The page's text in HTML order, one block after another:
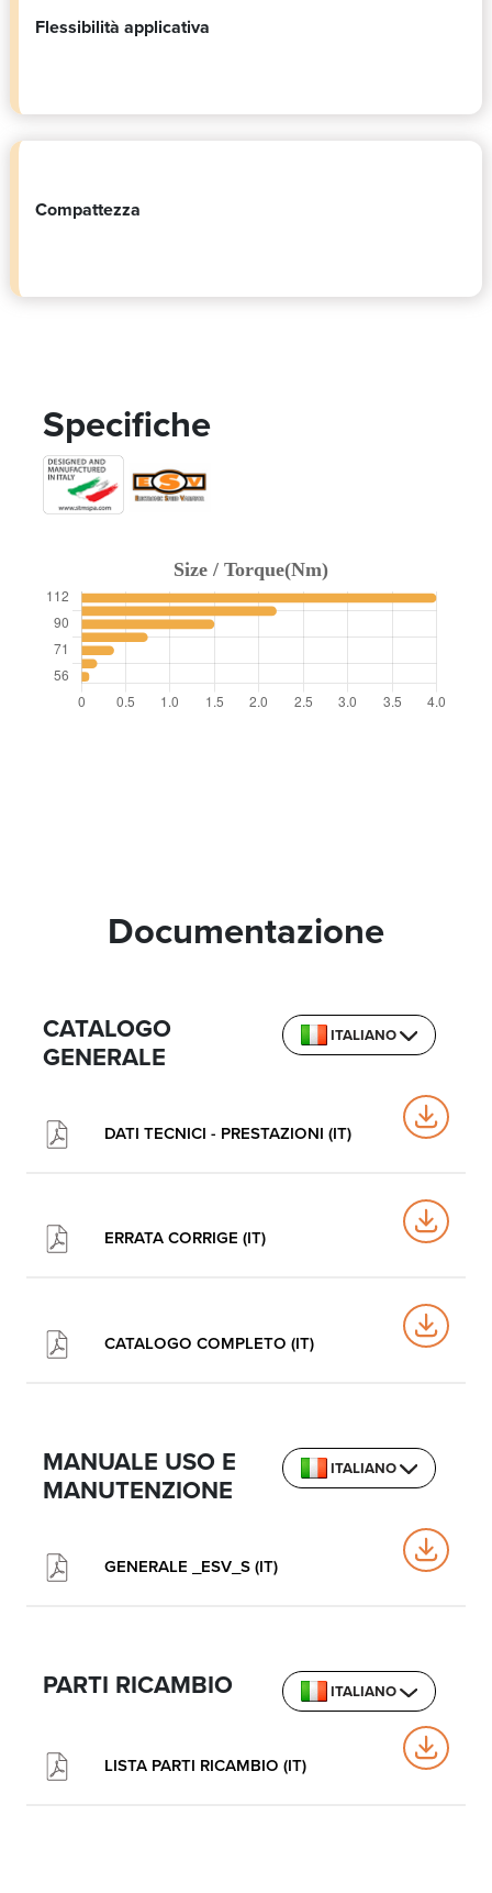
Flessibilità applicativa
Compattezza
Specifiche
Documentazione
CATALOGO
GENERALE
ITALIANO
DATI TECNICI - PRESTAZIONI (IT)
ERRATA CORRIGE (IT)
CATALOGO COMPLETO (IT)
MANUALE USO E
MANUTENZIONE
ITALIANO
GENERALE _ESV_S (IT)
PARTI RICAMBIO ITALIANO
LISTA PARTI RICAMBIO (IT)